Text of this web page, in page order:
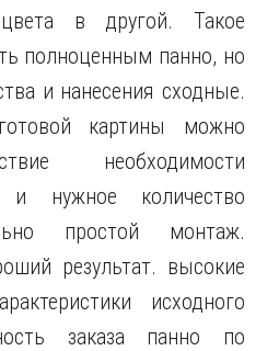
в другой. Такое
полноценным панно, но
и нанесения сходные.
картины можно
необходимости
и нужное количество
простой монтаж.
результат. высокие
исходного
заказа панно по